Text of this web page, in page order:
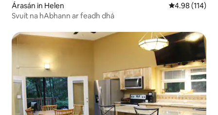
Árasán in Helen Meánrátáil
4.98 (114)
Svuít na hAbhann ar feadh dhá